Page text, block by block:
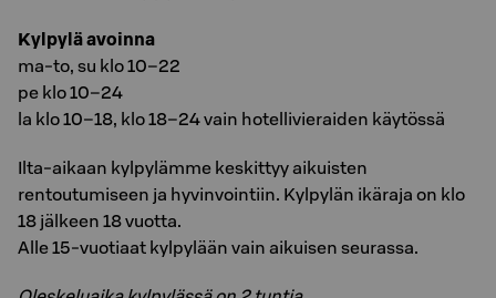
Kylpylä avoinna
ma-to, su klo 10–22
pe klo 10–24
la klo 10–18, klo 18–24 vain hotellivieraiden käytössä
Ilta-aikaan kylpylämme keskittyy aikuisten
rentoutumiseen ja hyvinvointiin. Kylpylän ikäraja on klo
18 jälkeen 18 vuotta.
Alle 15-vuotiaat kylpylään vain aikuisen seurassa.